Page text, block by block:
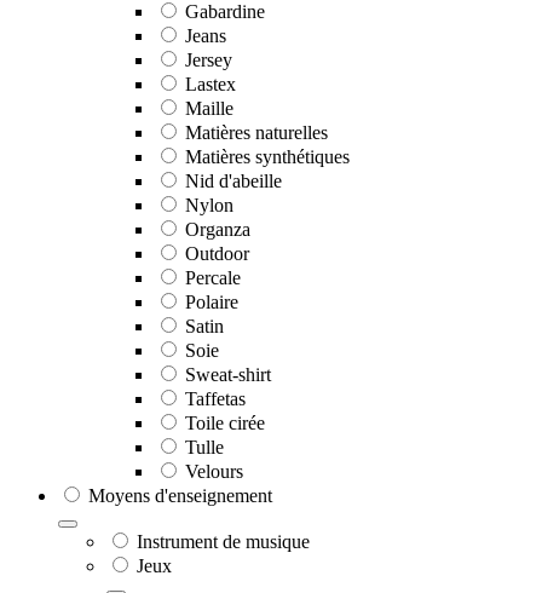
Gabardine
Jeans
Jersey
Lastex
Maille
Matières naturelles
Matières synthétiques
Nid d'abeille
Nylon
Organza
Outdoor
Percale
Polaire
Satin
Soie
Sweat-shirt
Taffetas
Toile cirée
Tulle
Velours
Moyens d'enseignement
Instrument de musique
Jeux